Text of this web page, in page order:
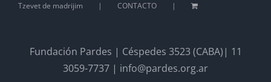
Tzevet de madrijim
CONTACTO
Fundación Pardes | Céspedes 3523 (CABA)| 11
3059-7737 | info@pardes.org.ar